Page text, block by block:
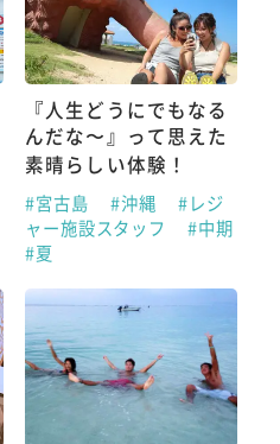
『人生どうにでもなる
んだな〜』って思えた
素晴らしい体験！
#宮古島 #沖縄
#レジ
ャー施設スタッフ
#中期
#夏